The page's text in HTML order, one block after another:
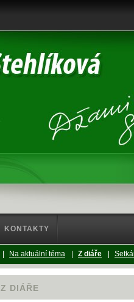
Z DIÁŘE
KONTAKTY
Na aktuální téma Z diáře